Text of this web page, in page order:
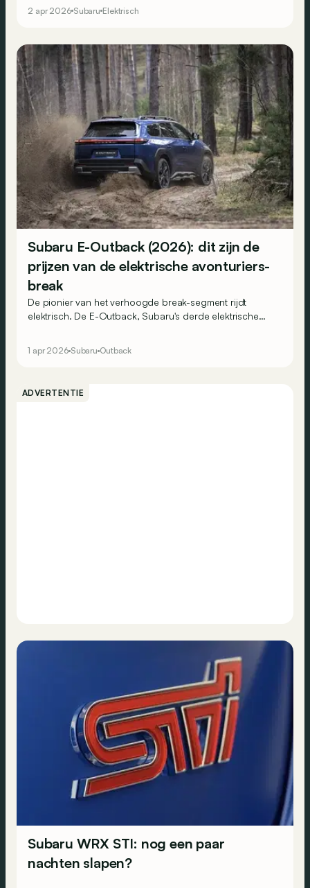
2 apr 2026 Subaru Elektrisch
Subaru E-Outback (2026): dit zijn de
prijzen van de elektrische avonturiers-
break
De pionier van het verhoogde break-segment rijdt
elektrisch. De E-Outback, Subaru's derde elektrische
Touring.
1 apr 2026 Subaru Outback
ADVERTENTIE
Subaru WRX STI: nog een paar
nachten slapen?